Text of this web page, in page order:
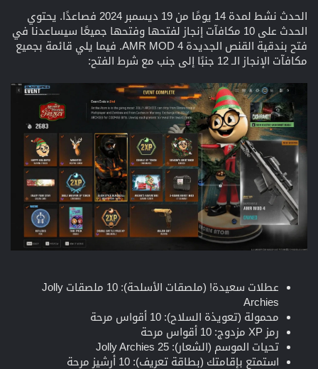
الحدث نشط لمدة 14 يومًا من 19 ديسمبر 2024 فصاعدًا. يحتوي
الحدث على 10 مكافآت إنجاز لفتحها وفتحها جميعًا سيساعدنا في
فتح بندقية القنص الجديدة AMR MOD 4. فيما يلي قائمة بجميع
مكافآت الإنجاز الـ 12 جنبًا إلى جنب مع شرط الفتح:
عطلات سعيدة! (ملصقات الأسلحة): 10 ملصقات Jolly
Archies
محمولة (تعويذة السلاح): 10 أقواس مرحة
رمز XP مزدوج: 10 أقواس مرحة
تحيات الموسم (الشعار): 25 Jolly Archies
استمتع بإقامتك (بطاقة تعريف): 10 أرشيز مرحة